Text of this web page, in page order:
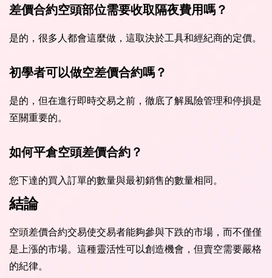
差價合約空頭部位需要收取隔夜費用嗎？
是的，很多人都會這麼做，這取決於工具和經紀商的定價。
初學者可以做空差價合約嗎？
是的，但在進行即時交易之前，徹底了解風險管理和停損是
至關重要的。
如何平倉空頭差價合約？
您下達的買入訂單的數量與最初銷售的數量相同。
結論
空頭差價合約交易使交易者能夠參與下跌的市場，而不僅僅
是上漲的市場。這種靈活性可以創造機會，但賣空需要嚴格
的紀律。